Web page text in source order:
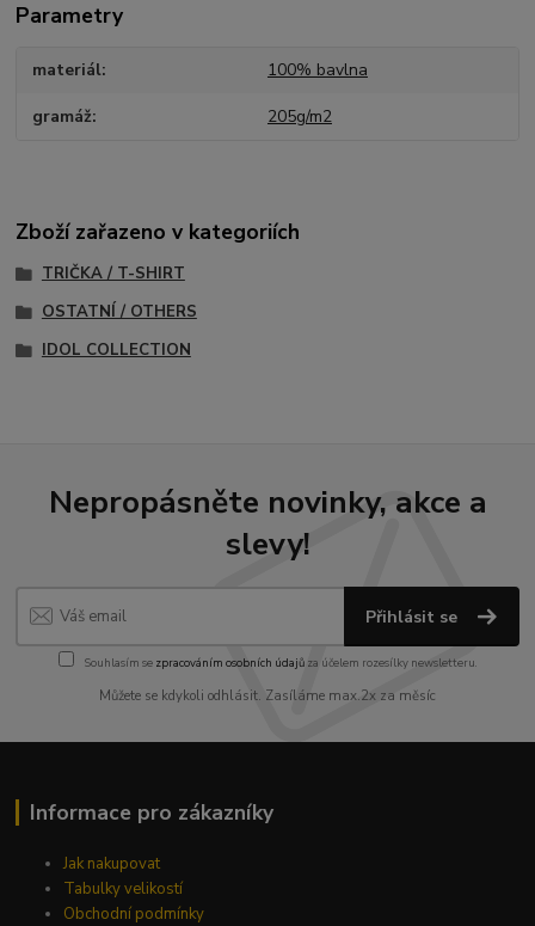
Parametry
materiál 100% bavlna
gramáž 205g/m2
Zboží zařazeno v kategoriích
TRIČKA / T-SHIRT
OSTATNÍ / OTHERS
IDOL COLLECTION
Nepropásněte novinky, akce a
slevy!
Přihlásit se
Souhlasím se zpracováním osobních údajůza účelem rozesílky newsletteru.
Můžete se kdykoli odhlásit. Zasíláme max.2x za měsíc
Informace pro zákazníky
Jak nakupovat
Tabulky velikostí
Obchodní podmínky